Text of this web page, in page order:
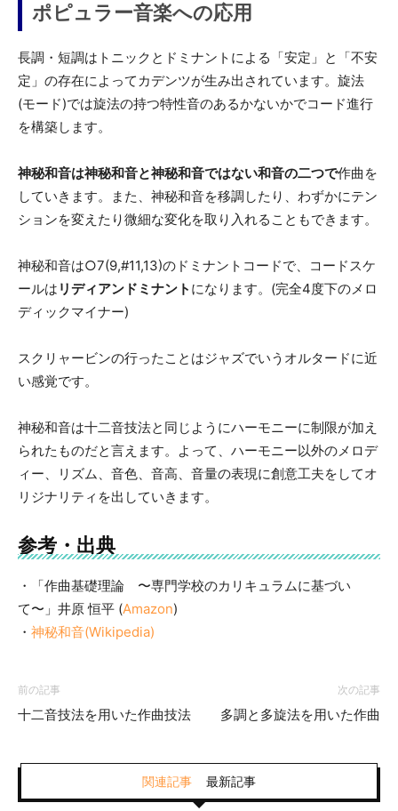
ポピュラー音楽への応用
長調・短調はトニックとドミナントによる「安定」と「不安
定」の存在によってカデンツが生み出されています。旋法
(モード)では旋法の持つ特性音のあるかないかでコード進行
を構築します。
神秘和音は神秘和音と神秘和音ではない和音の二つで作曲を
していきます。また、神秘和音を移調したり、わずかにテン
ションを変えたり微細な変化を取り入れることもできます。
神秘和音は○7(9,#11,13)のドミナントコードで、コードスケ
ールは リディアンドミナント になります。(完全4度下のメロ
ディックマイナー)
スクリャービンの行ったことはジャズでいうオルタードに近
い感覚です。
神秘和音は十二音技法と同じようにハーモニーに制限が加え
られたものだと言えます。よって、ハーモニー以外のメロデ
ィー、リズム、音色、音高、音量の表現に創意工夫をしてオ
リジナリティを出していきます。
参考・出典
・「作曲基礎理論 〜専門学校のカリキュラムに基づい
て〜」井原 恒平 (Amazon)
・ 神秘和音(Wikipedia)
前の記事
十二音技法を用いた作曲技法
次の記事
多調と多旋法を用いた作曲
関連記事 最新記事